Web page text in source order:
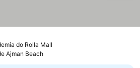
do Rolla Mall
Ajman Beach